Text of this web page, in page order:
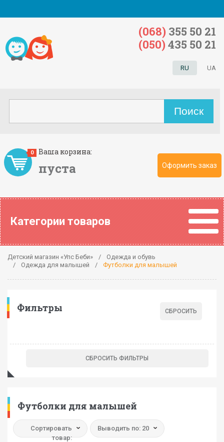
Ваша корзина:
пуста
0
Оформить заказ
RU UA
(068) 355 50 21
(050) 435 50 21
Категории товаров
Детский магазин «Упс Беби»
Одежда и обувь
Одежда для малышей
Футболки для малышей
Фильтры
Футболки для малышей
Сортировать
товар:
Выводить по: 20